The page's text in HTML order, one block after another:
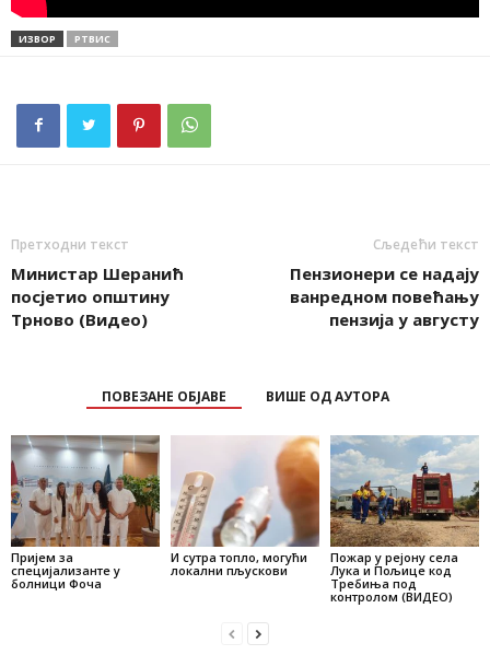
ИЗВОР РТВИС
Претходни текст
Министар Шеранић
посјетио општину
Трновo (Видео)
Сљедећи текст
Пензионери се надају
ванредном повећању
пензија у августу
ПОВЕЗАНЕ ОБЈАВЕ ВИШЕ ОД АУТОРА
Пријем за
специјализанте у
болници Фоча
И сутра топло, могући
локални пљускови
Пожар у рејону села
Лука и Пољице код
Требиња под
контролом (ВИДЕО)